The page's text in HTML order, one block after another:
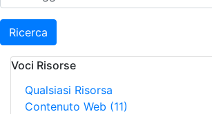
Ricerca
Voci Risorse
Qualsiasi Risorsa
Contenuto Web (11)